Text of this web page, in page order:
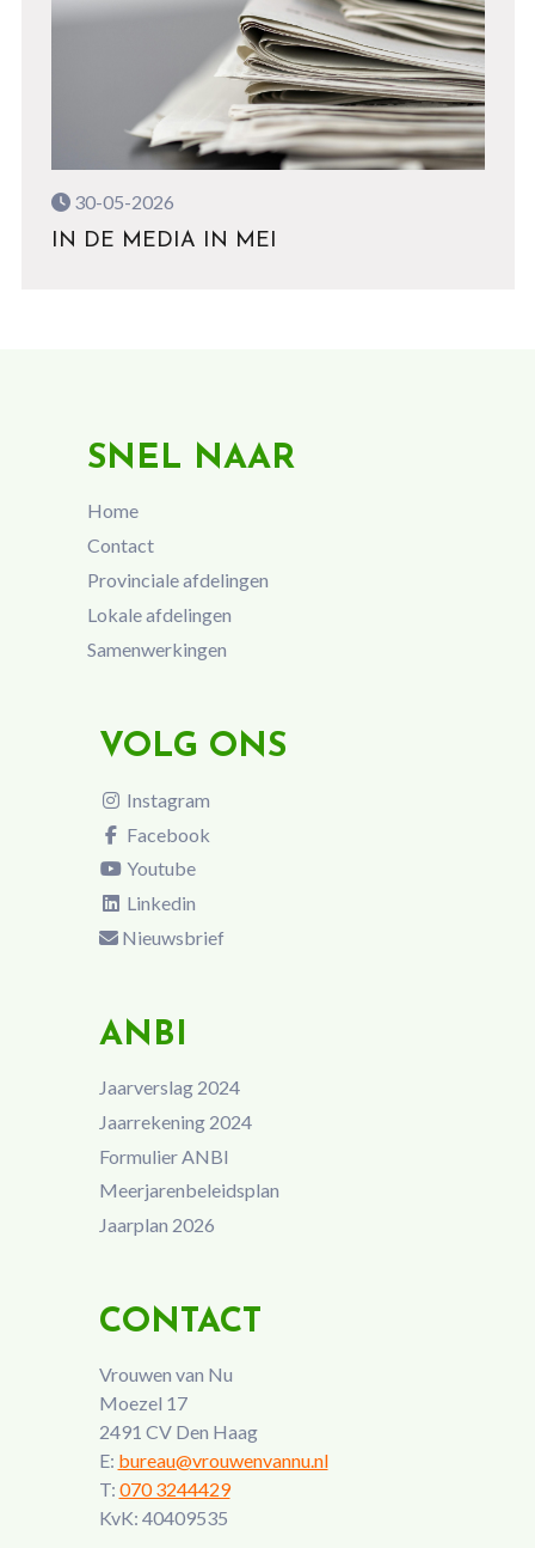
30-05-2026
IN DE MEDIA IN MEI
SNEL NAAR
Home
Contact
Provinciale afdelingen
Lokale afdelingen
Samenwerkingen
VOLG ONS
Instagram
Facebook
Youtube
Linkedin
Nieuwsbrief
ANBI
Jaarverslag 2024
Jaarrekening 2024
Formulier ANBI
Meerjarenbeleidsplan
Jaarplan 2026
CONTACT
Vrouwen van Nu
Moezel 17
2491 CV Den Haag
E: bureau@vrouwenvannu.nl
T: 070 3244429
KvK: 40409535